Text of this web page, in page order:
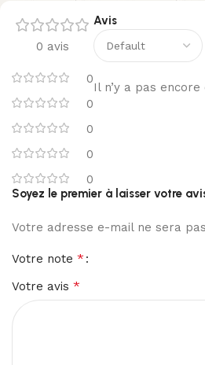
0 avis
0
0
0
0
0
Avis
Il n’y a pas encore
Soyez le premier à laisser votre
Votre adresse e-mail ne sera
Votre note *
Votre avis *